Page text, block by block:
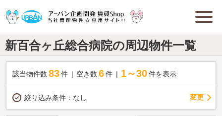
新百合ヶ丘総合病院の周辺物件一覧
該当物件数 83件 空き数 6 件 1～30 件を表示
絞り込み条件： なし 変更